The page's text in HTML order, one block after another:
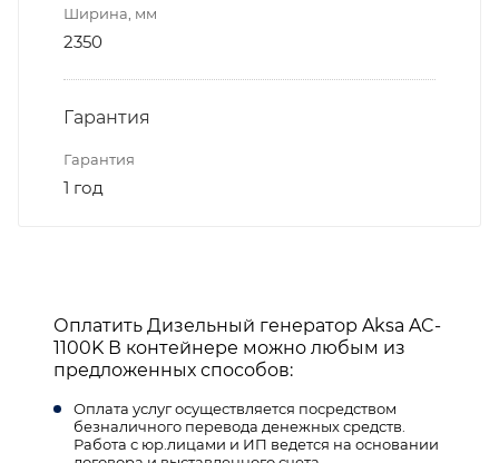
Ширина, мм
2350
Гарантия
Гарантия
1 год
Оплатить Дизельный генератор Aksa AC-
1100K В контейнере можно любым из
предложенных способов:
Оплата услуг осуществляется посредством
безналичного перевода денежных средств.
Работа с юр.лицами и ИП ведется на основании